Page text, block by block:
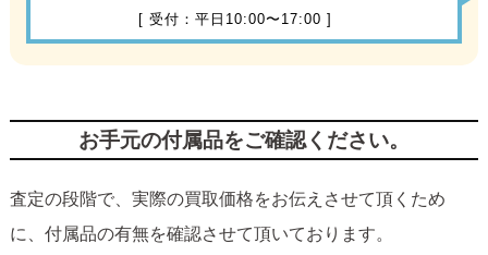
[ 受付：平日10:00〜17:00 ]
お手元の付属品をご確認ください。
査定の段階で、実際の買取価格をお伝えさせて頂くため
に、付属品の有無を確認させて頂いております。